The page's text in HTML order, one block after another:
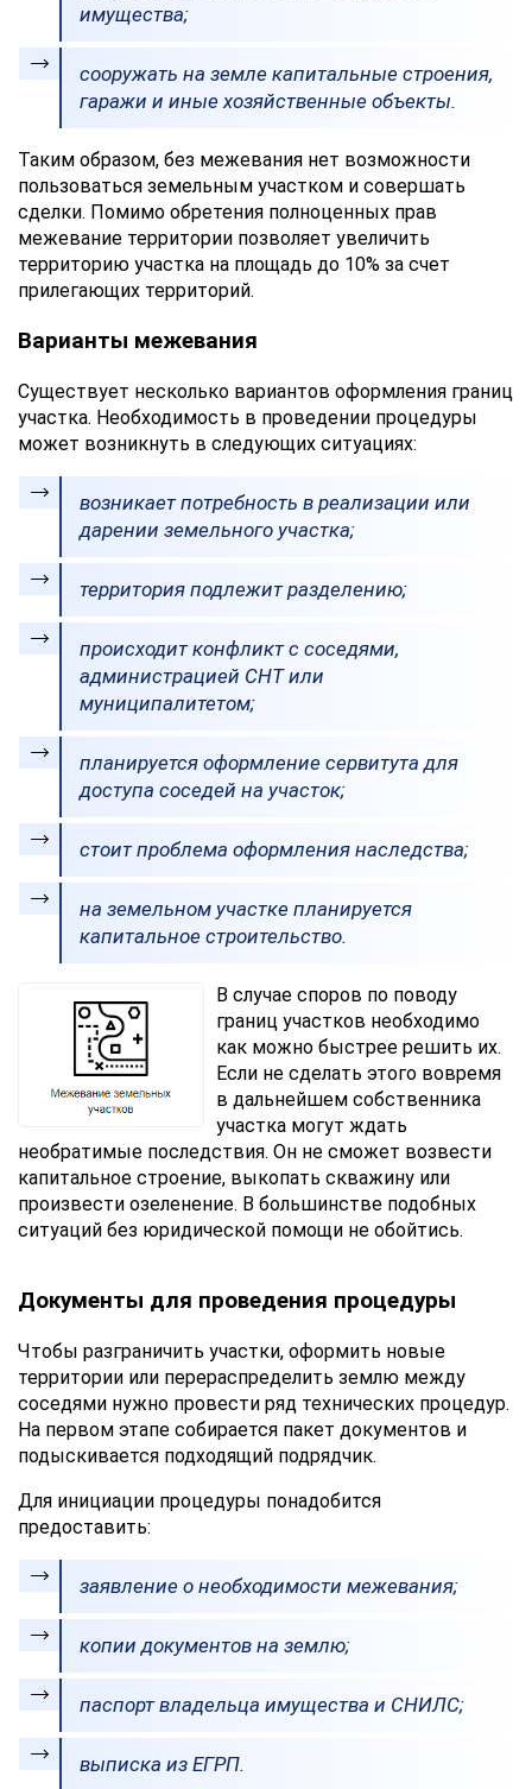
имущества;
сооружать на земле капитальные строения,
гаражи и иные хозяйственные объекты.
Таким образом, без межевания нет возможности
пользоваться земельным участком и совершать
сделки. Помимо обретения полноценных прав
межевание территории позволяет увеличить
территорию участка на площадь до 10% за счет
прилегающих территорий.
Варианты межевания
Существует несколько вариантов оформления границ
участка. Необходимость в проведении процедуры
может возникнуть в следующих ситуациях:
возникает потребность в реализации или
дарении земельного участка;
территория подлежит разделению;
происходит конфликт с соседями,
администрацией СНТ или
муниципалитетом;
планируется оформление сервитута для
доступа соседей на участок;
стоит проблема оформления наследства;
на земельном участке планируется
капитальное строительство.
В случае споров по поводу
границ участков необходимо
как можно быстрее решить их.
Если не сделать этого вовремя
в дальнейшем собственника
участка могут ждать
необратимые последствия. Он не сможет возвести
капитальное строение, выкопать скважину или
произвести озеленение. В большинстве подобных
ситуаций без юридической помощи не обойтись.
Документы для проведения процедуры
Чтобы разграничить участки, оформить новые
территории или перераспределить землю между
соседями нужно провести ряд технических процедур.
На первом этапе собирается пакет документов и
подыскивается подходящий подрядчик.
Для инициации процедуры понадобится
предоставить:
заявление о необходимости межевания;
копии документов на землю;
паспорт владельца имущества и СНИЛС;
выписка из ЕГРП.